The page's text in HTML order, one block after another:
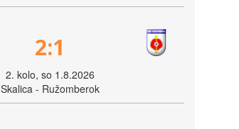
2:1
2. kolo, so 1.8.2026
Skalica - Ružomberok